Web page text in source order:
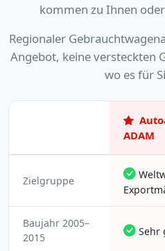
kommen zu Ihnen
Regionaler
Angebot, keine versteckten
wo es für
ADAM
Zielgruppe
Baujahr 2005–
2015
Sehr